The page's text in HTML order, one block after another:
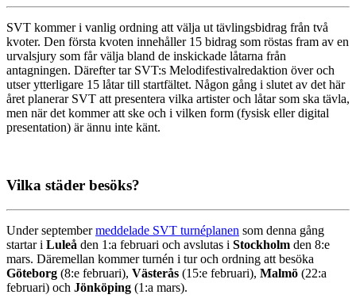
SVT kommer i vanlig ordning att välja ut tävlingsbidrag från två
kvoter. Den första kvoten innehåller 15 bidrag som röstas fram av en
urvalsjury som får välja bland de inskickade låtarna från
antagningen. Därefter tar SVT:s Melodifestivalredaktion över och
utser ytterligare 15 låtar till startfältet. Någon gång i slutet av det här
året planerar SVT att presentera vilka artister och låtar som ska tävla,
men när det kommer att ske och i vilken form (fysisk eller digital
presentation) är ännu inte känt.
Vilka städer besöks?
Under septembermeddelade SVT turnéplanen som denna gång
startar i Luleå den 1:a februari och avslutas i Stockholm den 8:e
mars. Däremellan kommer turnén i tur och ordning att besöka
Göteborg (8:e februari), Västerås (15:e februari), Malmö (22:a
februari) och Jönköping (1:a mars).